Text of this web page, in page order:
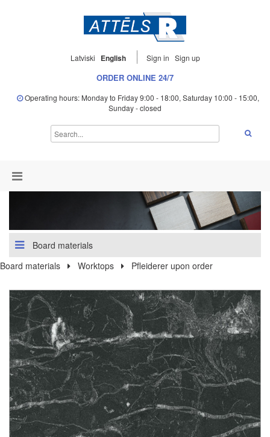
Latviski English Sign in Sign up
ORDER ONLINE 24/7
Operating hours: Monday to Friday 9:00 - 18:00, Saturday 10:00 - 15:00,
Sunday - closed
Board materials
Board materials
Worktops Pfleiderer upon order